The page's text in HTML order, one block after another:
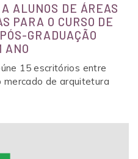
ALUNOS DE ÁREAS
PARA O CURSO DE
GRADUAÇÃO
ANO
15 escritórios entre
mercado de arquitetura